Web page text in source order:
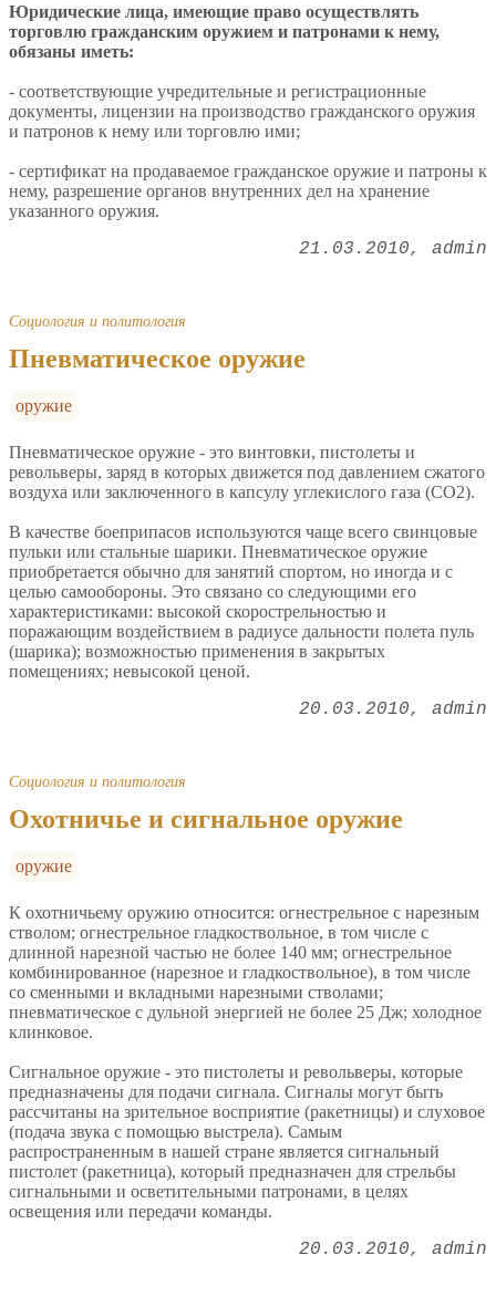
Юридические лица, имеющие право осуществлять
торговлю гражданским оружием и патронами к нему,
обязаны иметь:
- соответствующие учредительные и регистрационные
документы, лицензии на производство гражданского оружия
и патронов к нему или торговлю ими;
- сертификат на продаваемое гражданское оружие и патроны к
нему, разрешение органов внутренних дел на хранение
указанного оружия.
21.03.2010 admin
Социология и политология
Пневматическое оружие
оружие
Пневматическое оружие - это винтовки, пистолеты и
револьверы, заряд в которых движется под давлением сжатого
воздуха или заключенного в капсулу углекислого газа (CO2).
В качестве боеприпасов используются чаще всего свинцовые
пульки или стальные шарики. Пневматическое оружие
приобретается обычно для занятий спортом, но иногда и с
целью самообороны. Это связано со следующими его
характеристиками: высокой скорострельностью и
поражающим воздействием в радиусе дальности полета пуль
(шарика); возможностью применения в закрытых
помещениях; невысокой ценой.
20.03.2010 admin
Социология и политология
Охотничье и сигнальное оружие
оружие
К охотничьему оружию относится: огнестрельное с нарезным
стволом; огнестрельное гладкоствольное, в том числе с
длинной нарезной частью не более 140 мм; огнестрельное
комбинированное (нарезное и гладкоствольное), в том числе
со сменными и вкладными нарезными стволами;
пневматическое с дульной энергией не более 25 Дж; холодное
клинковое.
Сигнальное оружие - это пистолеты и револьверы, которые
предназначены для подачи сигнала. Сигналы могут быть
рассчитаны на зрительное восприятие (ракетницы) и слуховое
(подача звука с помощью выстрела). Самым
распространенным в нашей стране является сигнальный
пистолет (ракетница), который предназначен для стрельбы
сигнальными и осветительными патронами, в целях
освещения или передачи команды.
20.03.2010 admin